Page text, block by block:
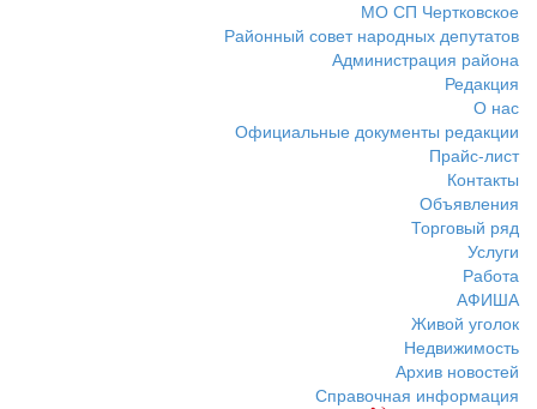
МО СП Чертковское
Районный совет народных депутатов
Администрация района
Редакция
О нас
Официальные документы редакции
Прайс-лист
Контакты
Объявления
Торговый ряд
Услуги
Работа
АФИША
Живой уголок
Недвижимость
Архив новостей
Справочная информация